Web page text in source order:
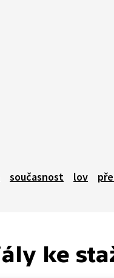
současnost lov
ke